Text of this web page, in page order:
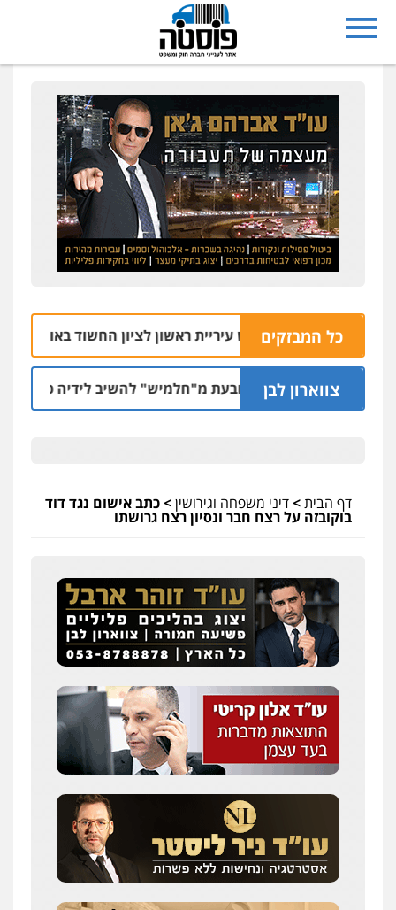
כל המבזקים
שוחרר סגן ראש עיריית ראשון לציון החשוד באונס עובדת
צווארון לבן
המדינה תובעת מ"חלמיש" להשיב לידיה כ-1,300 דירות שנבנו לטובת הציבור
דף הבית>דיני משפחה וגירושין>כתב אישום נגד דוד
בוקובזה על רצח חבר ונסיון רצח גרושתו